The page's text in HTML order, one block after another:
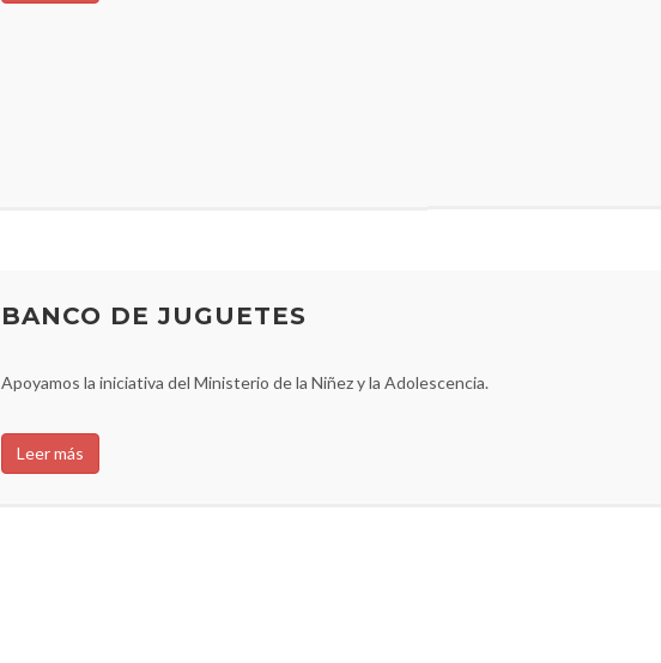
BANCO DE JUGUETES
Apoyamos la iniciativa del Ministerio de la Niñez y la Adolescencia.
Leer más